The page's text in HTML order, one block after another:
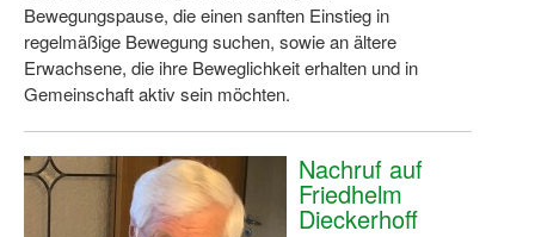
Bewegungspause, die einen sanften Einstieg in
regelmäßige Bewegung suchen, sowie an ältere
Erwachsene, die ihre Beweglichkeit erhalten und in
Gemeinschaft aktiv sein möchten.
Nachruf auf
Friedhelm
Dieckerhoff